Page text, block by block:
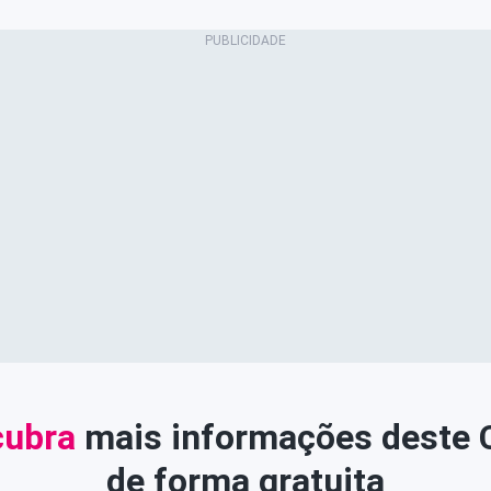
mais informações deste
de forma gratuita